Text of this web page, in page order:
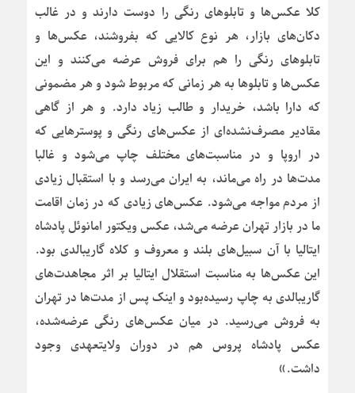
کلا عکس‌ها و تابلوهای رنگی را دوست دارند و در غالب
دکان‌های بازار، هر نوع کالایی که بفروشند، عکس‌ها و
تابلوهای رنگی را هم برای فروش عرضه می‌کنند و این
عکس‌ها و تابلوها به هر زمانی که مربوط شود و هر مضمونی
که دارا باشد، خریدار و طالب زیاد دارد. و هر از گاهی
مقادیر مصرف‌نشده‌ای از عکس‌های رنگی و پوسترهایی که
در اروپا و در مناسبت‌های مختلف چاپ می‌شود و غالبا
مدت‌ها در راه می‌ماند، به ایران می‌رسد و با استقبال زیادی
از مردم مواجه می‌شود. عکس‌های زیادی که در زمان اقامت
ما در بازار تهران عرضه می‌شد، عکس ویکتور امانوئل پادشاه
ایتالیا با آن سبیل‌های بلند و معروف و کلاه گاریبالدی بود.
این عکس‌ها به مناسبت استقلال ایتالیا بر اثر مجاهدت‌های
گاریبالدی به چاپ رسیده‌بود و اینک پس از مدت‌ها در تهران
به فروش می‌رسید. در میان عکس‌های رنگی عرضه‌شده،
عکس پادشاه پروس هم در دوران ولایتعهدی وجود
داشت.»